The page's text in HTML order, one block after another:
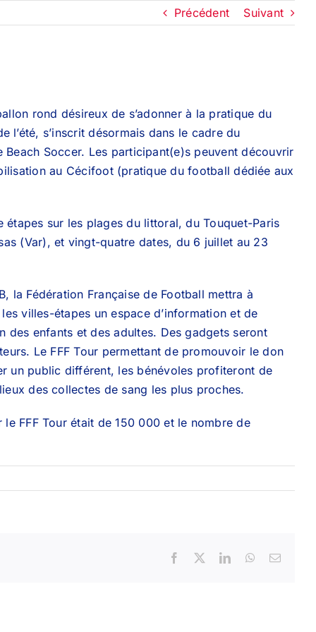
Précédent Suivant
rond désireux de s’adonner à la pratique du
s’inscrit désormais dans le cadre du
Soccer. Les participant(e)s peuvent découvrir
au Cécifoot (pratique du football dédiée aux
étapes sur les plages du littoral, du Touquet-Paris
(Var), et vingt-quatre dates, du 6 juillet au 23
la Fédération Française de Football mettra à
villes-étapes un espace d’information et de
des enfants et des adultes. Des gadgets seront
Le FFF Tour permettant de promouvoir le don
un public différent, les bénévoles profiteront de
des collectes de sang les plus proches.
FFF Tour était de 150 000 et le nombre de
Facebook LinkedInWhatsApp
Email